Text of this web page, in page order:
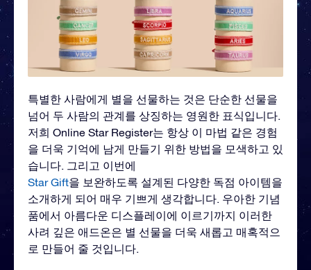
특별한 사람에게 별을 선물하는 것은 단순한 선물을
넘어 두 사람의 관계를 상징하는 영원한 표식입니다.
저희 Online Star Register는 항상 이 마법 같은 경험
을 더욱 기억에 남게 만들기 위한 방법을 모색하고 있
습니다. 그리고 이번에
Star Gift을 보완하도록 설계된 다양한 독점 아이템을
소개하게 되어 매우 기쁘게 생각합니다. 우아한 기념
품에서 아름다운 디스플레이에 이르기까지 이러한
사려 깊은 애드온은 별 선물을 더욱 새롭고 매혹적으
로 만들어 줄 것입니다.